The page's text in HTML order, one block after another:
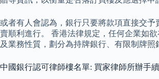
或者有人會認為，銀行只要將款項直接交
賣順利進行。 香港法律規定，任何企業如
及業務性質，劃分為持牌銀行、有限制牌照
中國銀行認可律師樓名單: 買家律師所辦手續